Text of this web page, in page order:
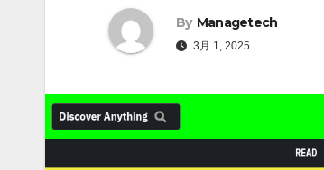
By Managetech
3月 1, 2025